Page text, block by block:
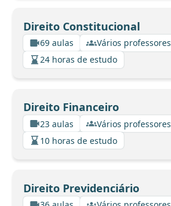
Direito Constitucional
69 aulas
Vários professores
24 horas de estudo
Direito Financeiro
23 aulas
Vários professores
10 horas de estudo
Direito Previdenciário